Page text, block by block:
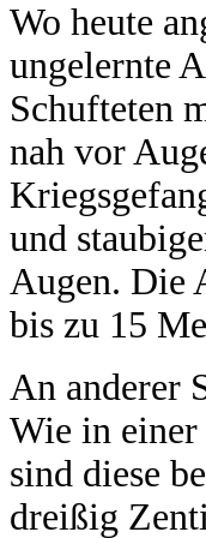
Wo heute
ungelernte
Schufteten
nah vor
und
Augen. Die
bis zu 15
An anderer
Wie in einer
sind diese
dreißig